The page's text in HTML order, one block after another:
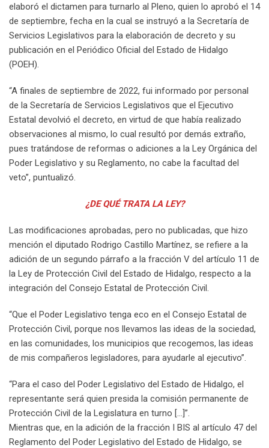
elaboró el dictamen para turnarlo al Pleno, quien lo aprobó el 14
de septiembre, fecha en la cual se instruyó a la Secretaría de
Servicios Legislativos para la elaboración de decreto y su
publicación en el Periódico Oficial del Estado de Hidalgo
(POEH).
“A finales de septiembre de 2022, fui informado por personal
de la Secretaría de Servicios Legislativos que el Ejecutivo
Estatal devolvió el decreto, en virtud de que había realizado
observaciones al mismo, lo cual resultó por demás extraño,
pues tratándose de reformas o adiciones a la Ley Orgánica del
Poder Legislativo y su Reglamento, no cabe la facultad del
veto”, puntualizó.
¿DE QUÉ TRATA LA LEY?
Las modificaciones aprobadas, pero no publicadas, que hizo
mención el diputado Rodrigo Castillo Martínez, se refiere a la
adición de un segundo párrafo a la fracción V del artículo 11 de
la Ley de Protección Civil del Estado de Hidalgo, respecto a la
integración del Consejo Estatal de Protección Civil.
“Que el Poder Legislativo tenga eco en el Consejo Estatal de
Protección Civil, porque nos llevamos las ideas de la sociedad,
en las comunidades, los municipios que recogemos, las ideas
de mis compañeros legisladores, para ayudarle al ejecutivo”.
“Para el caso del Poder Legislativo del Estado de Hidalgo, el
representante será quien presida la comisión permanente de
Protección Civil de la Legislatura en turno […]”.
Mientras que, en la adición de la fracción I BIS al artículo 47 del
Reglamento del Poder Legislativo del Estado de Hidalgo, se